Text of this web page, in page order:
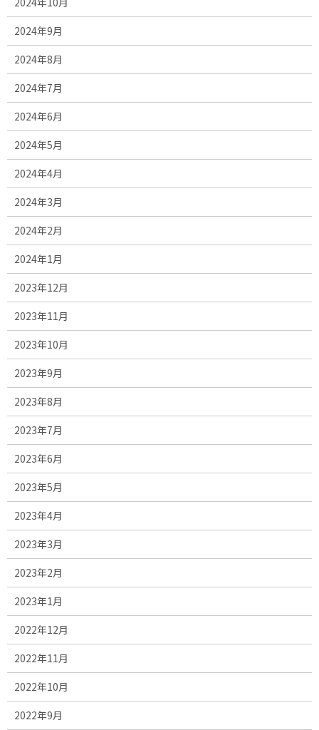
2024年9月
2024年8月
2024年7月
2024年6月
2024年5月
2024年4月
2024年3月
2024年2月
2024年1月
2023年12月
2023年11月
2023年10月
2023年9月
2023年8月
2023年7月
2023年6月
2023年5月
2023年4月
2023年3月
2023年2月
2023年1月
2022年12月
2022年11月
2022年10月
2022年9月